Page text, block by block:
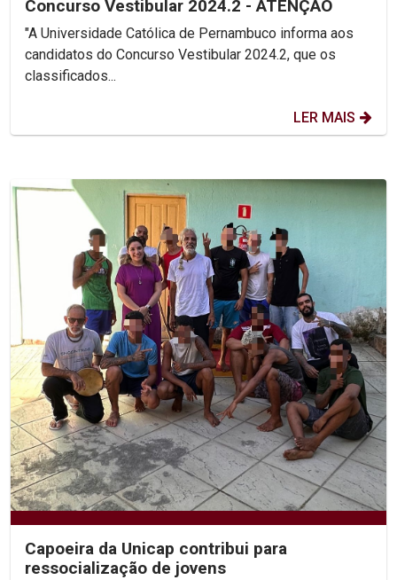
Concurso Vestibular 2024.2 - ATENÇÃO
"A Universidade Católica de Pernambuco informa aos
candidatos do Concurso Vestibular 2024.2, que os
classificados...
LER MAIS
Capoeira da Unicap contribui para
ressocialização de jovens